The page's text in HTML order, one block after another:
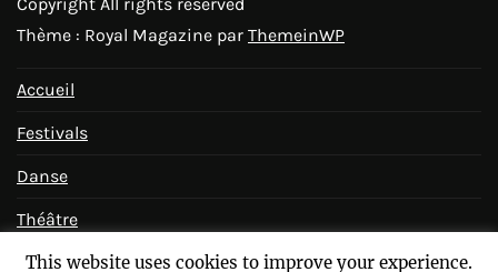
Thème : Royal Magazine par ThemeinWP
Accueil
Festivals
Danse
Théâtre
Bêtisier
This website uses cookies to improve your experience.